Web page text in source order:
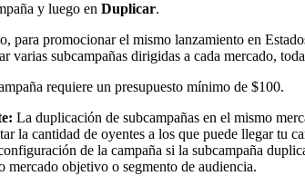
y luego en Duplicar.
para promocionar el mismo lanzamiento en
varias subcampañas dirigidas a cada mercado,
requiere un presupuesto mínimo de $100.
La duplicación de subcampañas en el mismo
la cantidad de oyentes a los que puede llegar tu
de la campaña si la subcampaña
mercado objetivo o segmento de audiencia.